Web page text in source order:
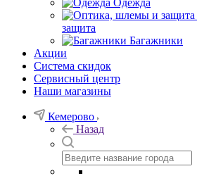
Одежда
защита
Багажники
Акции
Система скидок
Сервисный центр
Наши магазины
Кемерово
Назад